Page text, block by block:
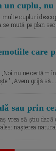
un cuplu,
cupluri
se mută pe plan
care
nu ne certăm
„Avem grijă
sau prin
vrea să știu dacă
nașterea